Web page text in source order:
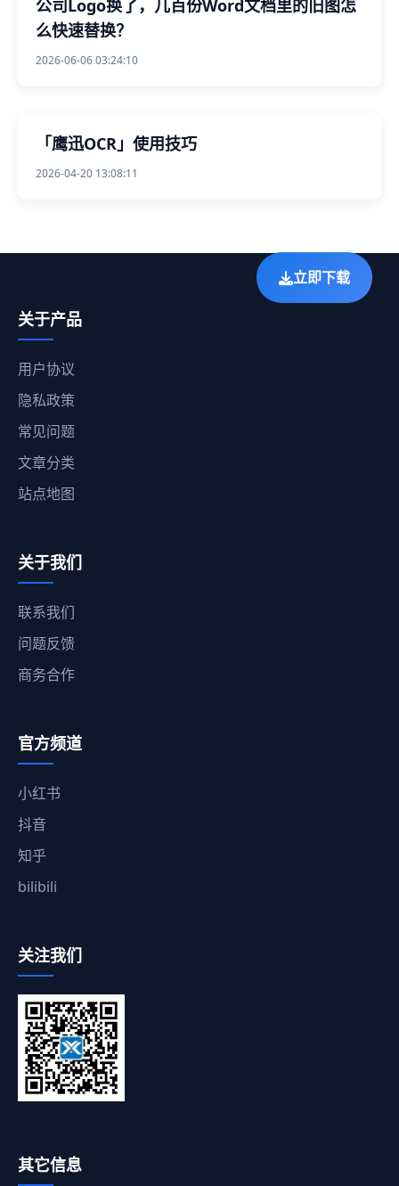
公司Logo换了，几百份Word文档里的旧图怎
么快速替换？
2026-06-06 03:24:10
「鹰迅OCR」使用技巧
2026-04-20 13:08:11
立即下载
关于产品
用户协议
隐私政策
常见问题
文章分类
站点地图
关于我们
联系我们
问题反馈
商务合作
官方频道
小红书
抖音
知乎
bilibili
关注我们
其它信息